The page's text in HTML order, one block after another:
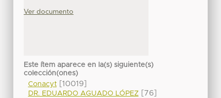
Ver documento
Este ítem aparece en la(s) siguiente(s)
colección(ones)
Conacyt[10019]
DR. EDUARDO AGUADO LÓPEZ[76]